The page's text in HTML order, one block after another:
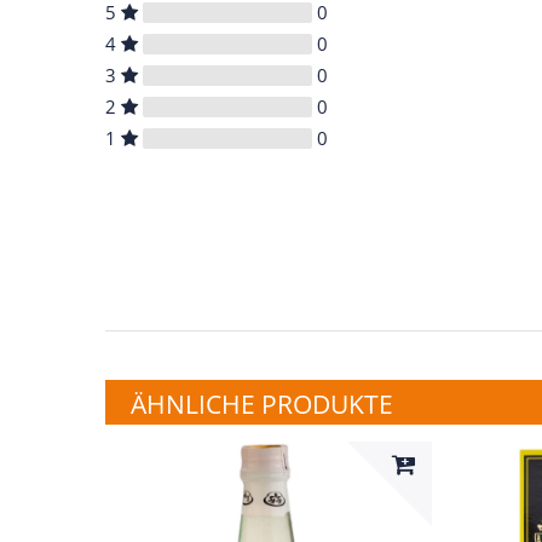
5
0
4
0
3
0
2
0
1
0
ÄHNLICHE PRODUKTE